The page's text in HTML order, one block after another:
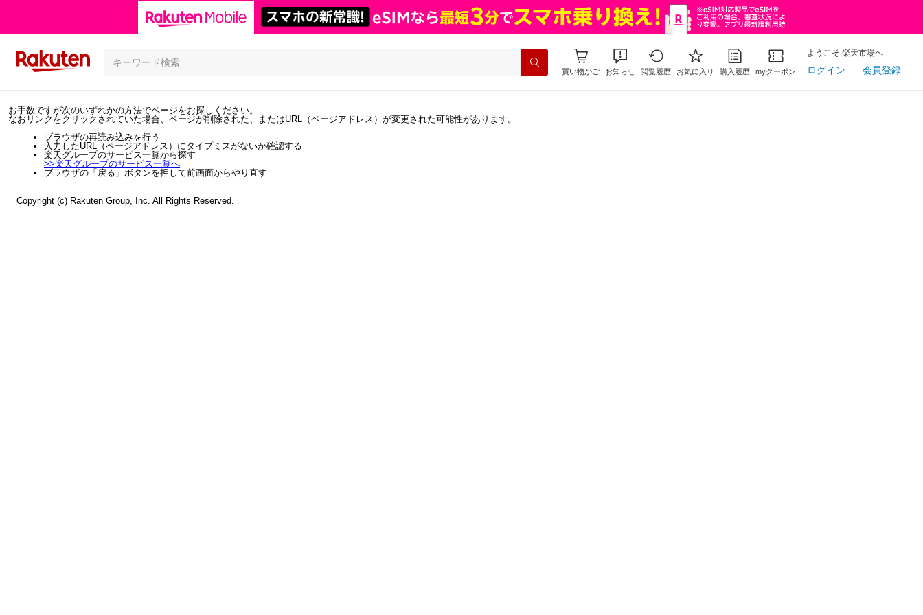
買い物かご お知らせ 閲覧履歴 お気に入り 購入履歴 myクーポン
ようこそ 楽天市場へ
ログイン 会員登録
お手数ですが次のいずれかの方法でページをお探しください。
なおリンクをクリックされていた場合、ページが削除された、またはURL（ページアドレス）が変更された可能性があります。
ブラウザの再読み込みを行う
入力したURL（ページアドレス）にタイプミスがないか確認する
楽天グループのサービス一覧から探す
>>楽天グループのサービス一覧へ
ブラウザの「戻る」ボタンを押して前画面からやり直す
Copyright (c) Rakuten Group, Inc. All Rights Reserved.